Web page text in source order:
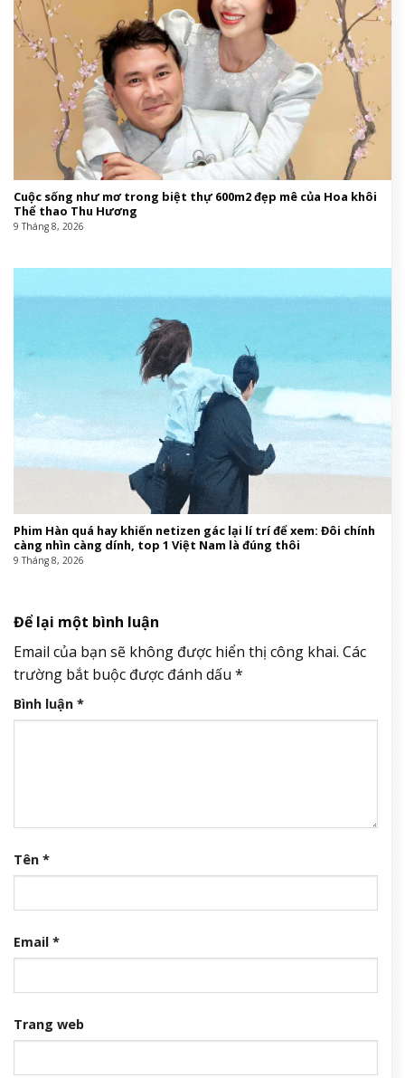
Cuộc sống như mơ trong biệt thự 600m2 đẹp mê của Hoa khôi
Thể thao Thu Hương
9 Tháng 8, 2026
Phim Hàn quá hay khiến netizen gác lại lí trí để xem: Đôi chính
càng nhìn càng dính, top 1 Việt Nam là đúng thôi
9 Tháng 8, 2026
Để lại một bình luận
Email của bạn sẽ không được hiển thị công khai. Các
trường bắt buộc được đánh dấu *
Bình luận *
Tên *
Email *
Trang web